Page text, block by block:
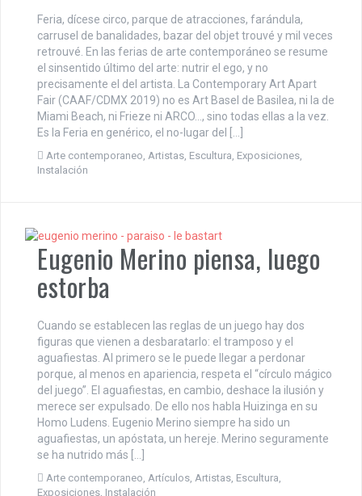
Feria, dícese circo, parque de atracciones, farándula,
carrusel de banalidades, bazar del objet trouvé y mil veces
retrouvé. En las ferias de arte contemporáneo se resume
el sinsentido último del arte: nutrir el ego, y no
precisamente el del artista. La Contemporary Art Apart
Fair (CAAF/CDMX 2019) no es Art Basel de Basilea, ni la de
Miami Beach, ni Frieze ni ARCO…, sino todas ellas a la vez.
Es la Feria en genérico, el no-lugar del […]
Arte contemporaneo Artistas Escultura Exposiciones
Instalación
Eugenio Merino piensa, luego
estorba
Cuando se establecen las reglas de un juego hay dos
figuras que vienen a desbaratarlo: el tramposo y el
aguafiestas. Al primero se le puede llegar a perdonar
porque, al menos en apariencia, respeta el “círculo mágico
del juego”. El aguafiestas, en cambio, deshace la ilusión y
merece ser expulsado. De ello nos habla Huizinga en su
Homo Ludens. Eugenio Merino siempre ha sido un
aguafiestas, un apóstata, un hereje. Merino seguramente
se ha nutrido más […]
Arte contemporaneo, Artículos, Artistas, Escultura,
Exposiciones, Instalación